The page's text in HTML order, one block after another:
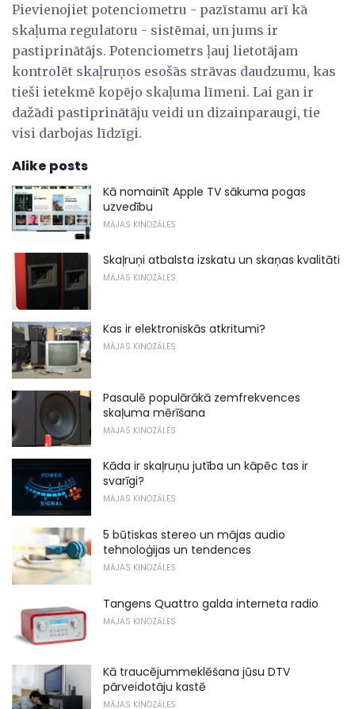
Pievienojiet potenciometru - pazīstamu arī kā
skaļuma regulatoru - sistēmai, un jums ir
pastiprinātājs. Potenciometrs ļauj lietotājam
kontrolēt skaļruņos esošās strāvas daudzumu, kas
tieši ietekmē kopējo skaļuma līmeni. Lai gan ir
dažādi pastiprinātāju veidi un dizainparaugi, tie
visi darbojas līdzīgi.
Alike posts
Kā nomainīt Apple TV sākuma pogas
uzvedību
MĀJAS KINOZĀLES
Skaļruņi atbalsta izskatu un skaņas kvalitāti
MĀJAS KINOZĀLES
Kas ir elektroniskās atkritumi?
MĀJAS KINOZĀLES
Pasaulē populārākā zemfrekvences
skaļuma mērīšana
MĀJAS KINOZĀLES
Kāda ir skaļruņu jutība un kāpēc tas ir
svarīgi?
MĀJAS KINOZĀLES
5 būtiskas stereo un mājas audio
tehnoloģijas un tendences
MĀJAS KINOZĀLES
Tangens Quattro galda interneta radio
MĀJAS KINOZĀLES
Kā traucējummeklēšana jūsu DTV
pārveidotāju kastē
MĀJAS KINOZĀLES